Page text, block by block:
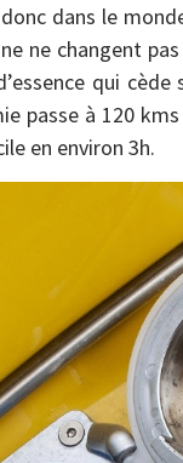
dans le
ne changent
qui
passe à 120
en environ 3h.